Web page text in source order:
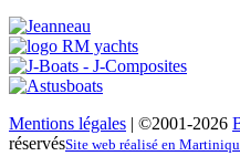
Mentions légales | ©2001-2026
réservésSite web réalisé en